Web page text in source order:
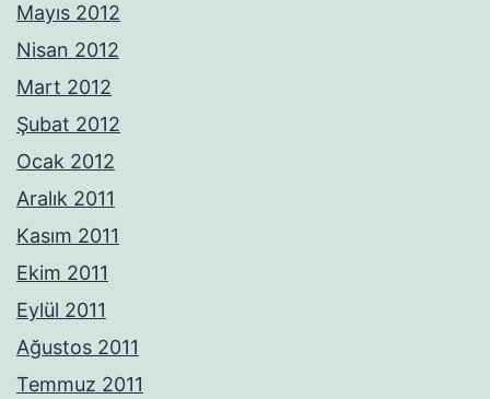
Mayıs 2012
Nisan 2012
Mart 2012
Şubat 2012
Ocak 2012
Aralık 2011
Kasım 2011
Ekim 2011
Eylül 2011
Ağustos 2011
Temmuz 2011